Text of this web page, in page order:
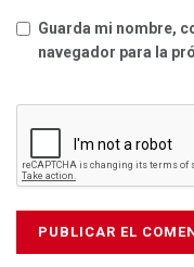
Guarda mi nombre,
navegador para la